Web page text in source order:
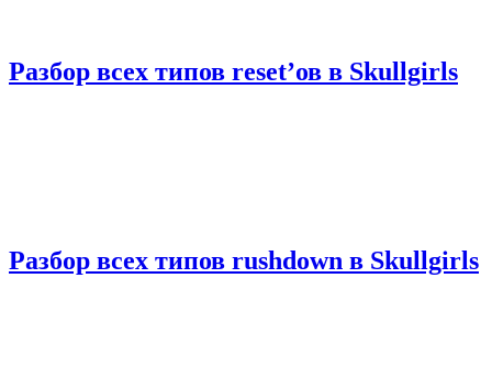
Разбор всех типов reset’ов в Skullgirls
Разбор всех типов rushdown в Skullgirls